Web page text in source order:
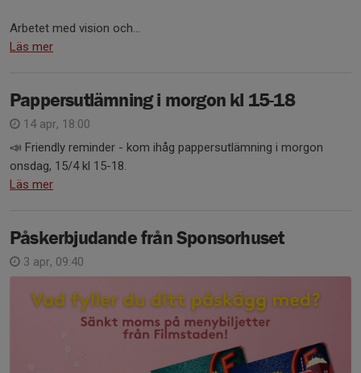
Arbetet med vision och...
Läs mer
Pappersutlämning i morgon kl 15-18
14 apr, 18:00
📣 Friendly reminder - kom ihåg pappersutlämning i morgon
onsdag, 15/4 kl 15-18.
Läs mer
Påskerbjudande från Sponsorhuset
3 apr, 09:40